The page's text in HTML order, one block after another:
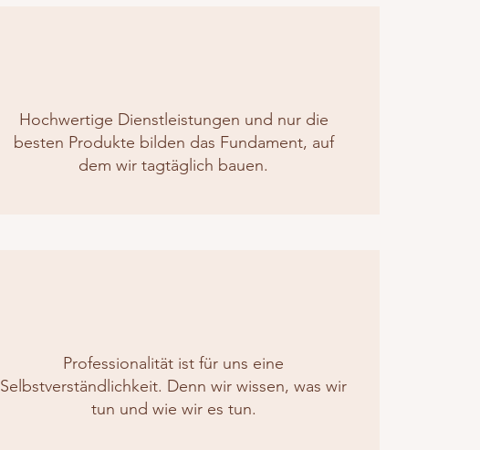
Hochwertige Dienstleistungen und nur die
besten Produkte bilden das Fundament, auf
dem wir tagtäglich bauen.
Professionalität ist für uns eine
Selbstverständlichkeit. Denn wir wissen, was wir
tun und wie wir es tun.